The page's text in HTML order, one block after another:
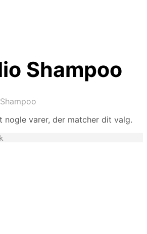
Shampoo
nogle varer, der matcher dit valg.